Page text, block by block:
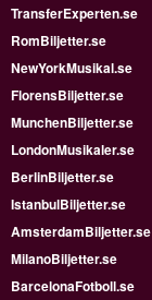
TransferExperten.se
RomBiljetter.se
NewYorkMusikal.se
FlorensBiljetter.se
MunchenBiljetter.se
LondonMusikaler.se
BerlinBiljetter.se
IstanbulBiljetter.se
AmsterdamBiljetter.se
MilanoBiljetter.se
BarcelonaFotboll.se